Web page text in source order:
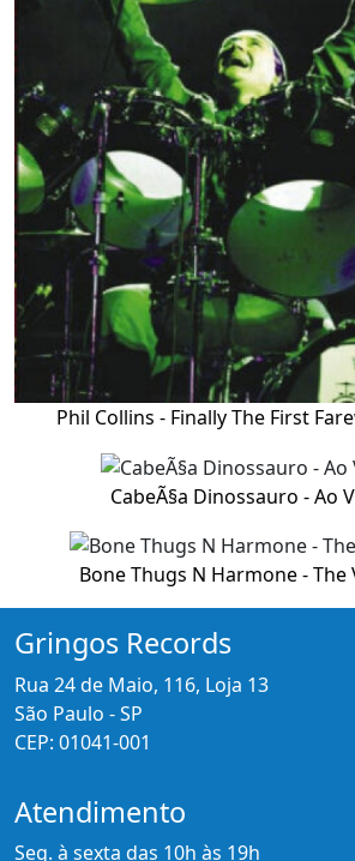
Phil Collins - Finally The First
CabeÃ§a Dinossauro - Ao
Bone Thugs N Harmone - The
Gringos Records
Rua 24 de Maio, 116, Loja 13
São Paulo - SP
CEP: 01041-001
Atendimento
Seg. à sexta das 10h às 19h